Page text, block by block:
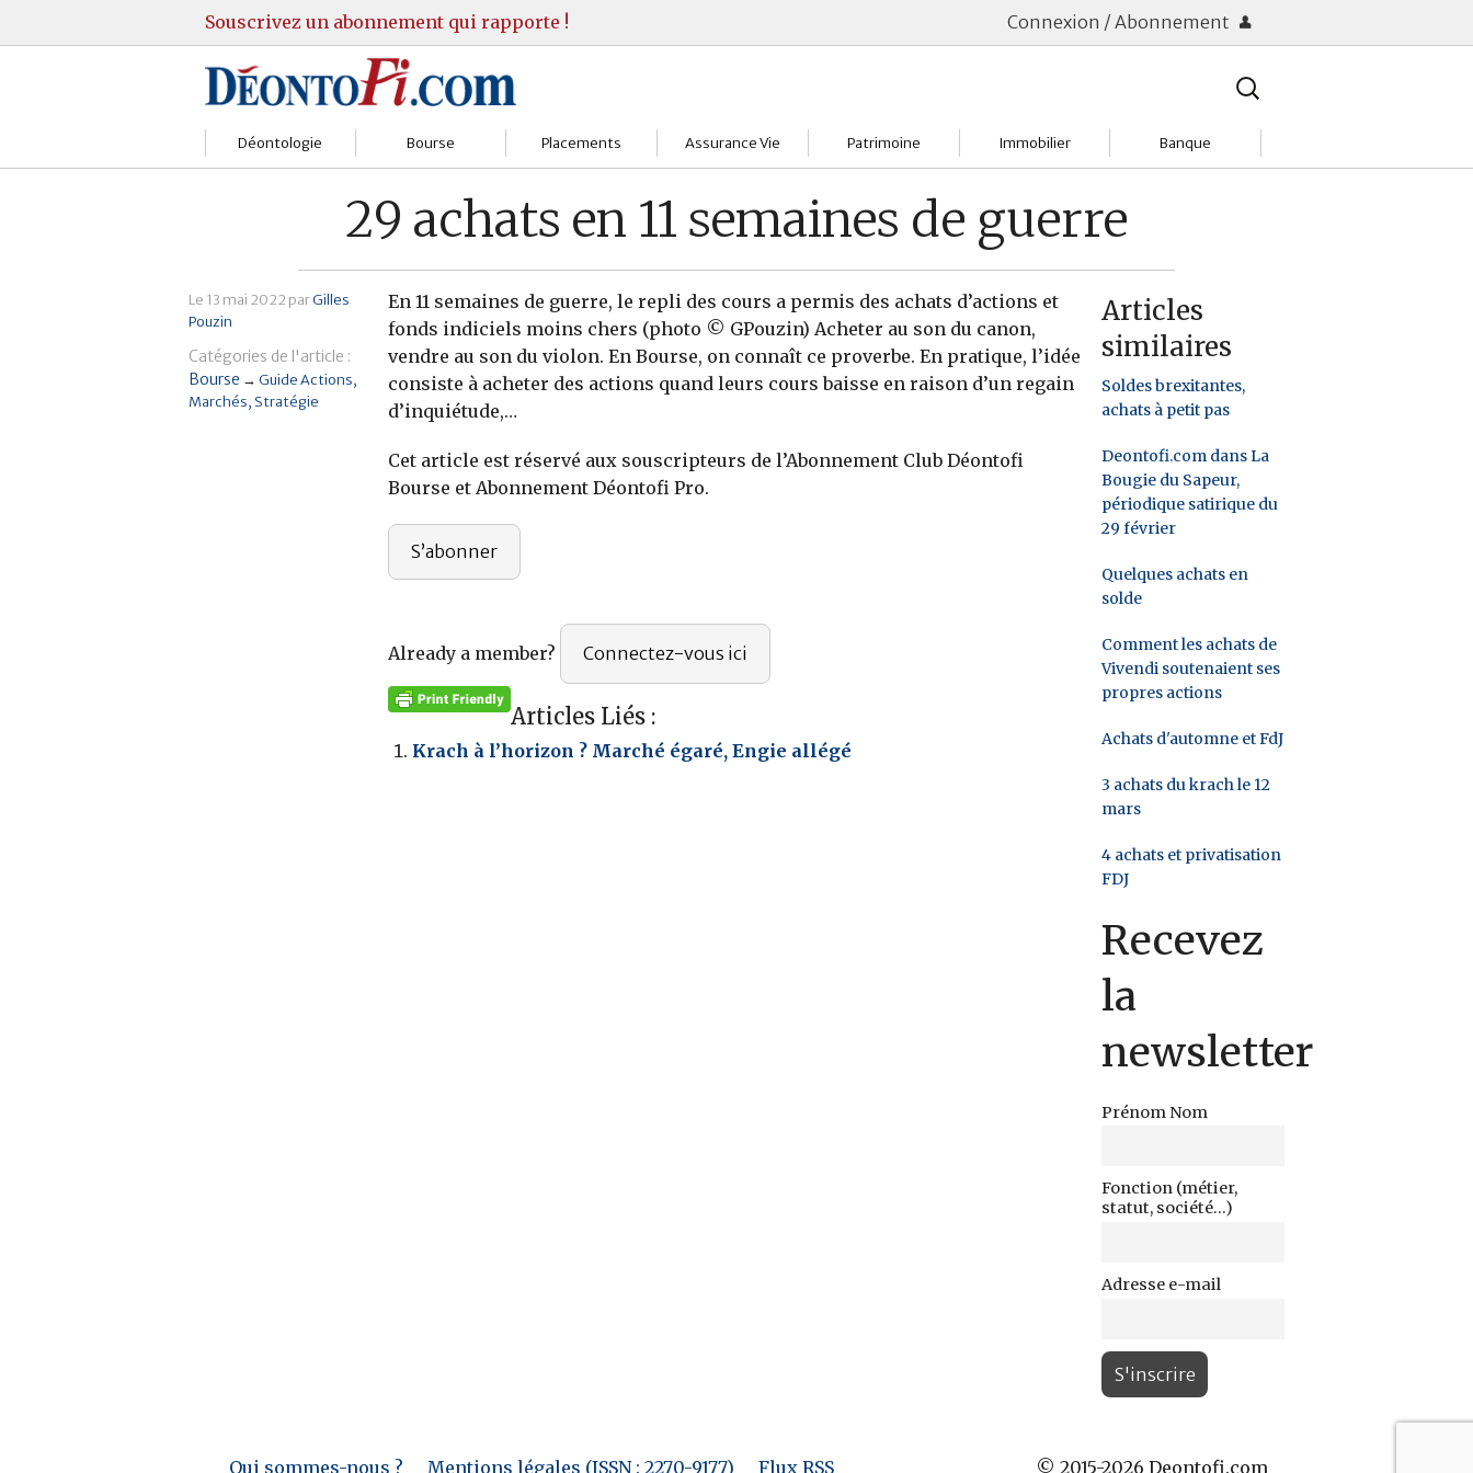
Souscrivez un abonnement qui rapporte ! Connexion / Abonnement
Rechercher
Déontologie
Institutions
Relations clients
Bourse
Guide Actions
Guide Sicav
Stratégie
Marchés
Placements
Fonds d’investissments
Assurance vie
Livrets
Immobilier
Assurance Vie
Choisir
Comprendre
Contrats
Gérer
Patrimoine
Bilan Patrimoine
Conseil Gestion
Objectifs & stratégie
Retraite
Transmission
Immobilier
Acheter
Investir
Location
Tendances
Banque
Frais bancaires
Placements & banques
29 achats en 11 semaines de guerre
Le 13 mai 2022 parGilles
Pouzin
Catégories de l'article :
Bourse → Guide Actions
Marchés Stratégie
En 11 semaines de guerre, le repli des cours a permis des achats d’actions et
fonds indiciels moins chers (photo © GPouzin) Acheter au son du canon,
vendre au son du violon. En Bourse, on connaît ce proverbe. En pratique, l’idée
consiste à acheter des actions quand leurs cours baisse en raison d’un regain
d’inquiétude,…
Cet article est réservé aux souscripteurs de l’Abonnement Club Déontofi
Bourse et Abonnement Déontofi Pro.
S’abonner
Already a member? Connectez-vous ici
Articles Liés :
Krach à l’horizon ? Marché égaré, Engie allégé
Articles
similaires
Soldes brexitantes,
achats à petit pas
Deontofi.com dans La
Bougie du Sapeur,
périodique satirique du
29 février
Quelques achats en
solde
Comment les achats de
Vivendi soutenaient ses
propres actions
Achats d'automne et FdJ
3 achats du krach le 12
mars
4 achats et privatisation
FDJ
Recevez
la
newsletter
Prénom Nom
Fonction (métier,
statut, société...)
Adresse e-mail
Qui sommes-nous ? Mentions légales (ISSN : 2270-9177) Flux RSS © 2015-2026 Deontofi.com